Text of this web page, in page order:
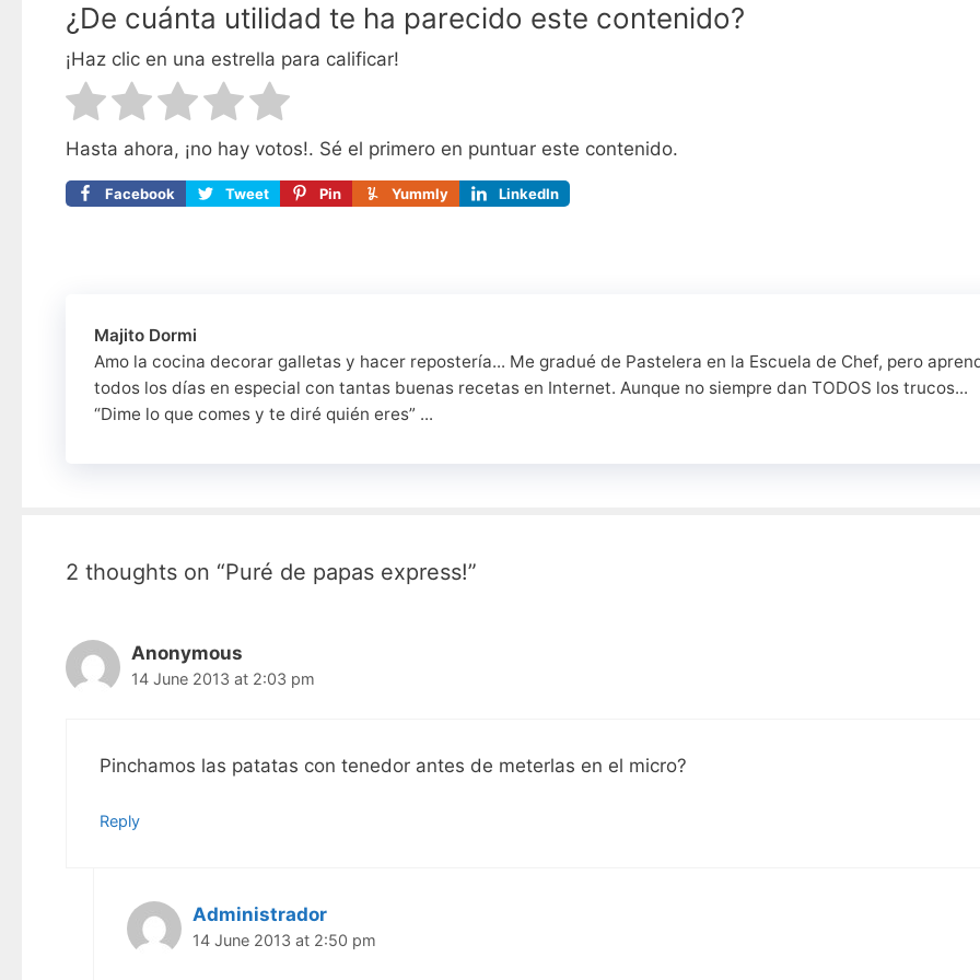
¿De cuánta utilidad te ha parecido este contenido?
¡Haz clic en una estrella para calificar!
Hasta ahora, ¡no hay votos!. Sé el primero en puntuar este contenido.
Facebook Tweet Pin Yummly LinkedIn
Majito Dormi
Amo la cocina decorar galletas y hacer repostería... Me gradué de Pastelera en la Escuela de Chef, pero
todos los días en especial con tantas buenas recetas en Internet. Aunque no siempre dan TODOS los trucos...
“Dime lo que comes y te diré quién eres” ...
2 thoughts on “Puré de papas express!”
Anonymous
14 June 2013 at 2:03 pm
Pinchamos las patatas con tenedor antes de meterlas en el micro?
Reply
Administrador
14 June 2013 at 2:50 pm